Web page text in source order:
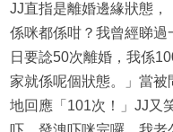
JJ直指是離婚邊緣狀態
係咪都係咁？我曾經睇
日要諗50次離婚，我係
家就係呢個狀態。」當
地回應「101次！」JJ又